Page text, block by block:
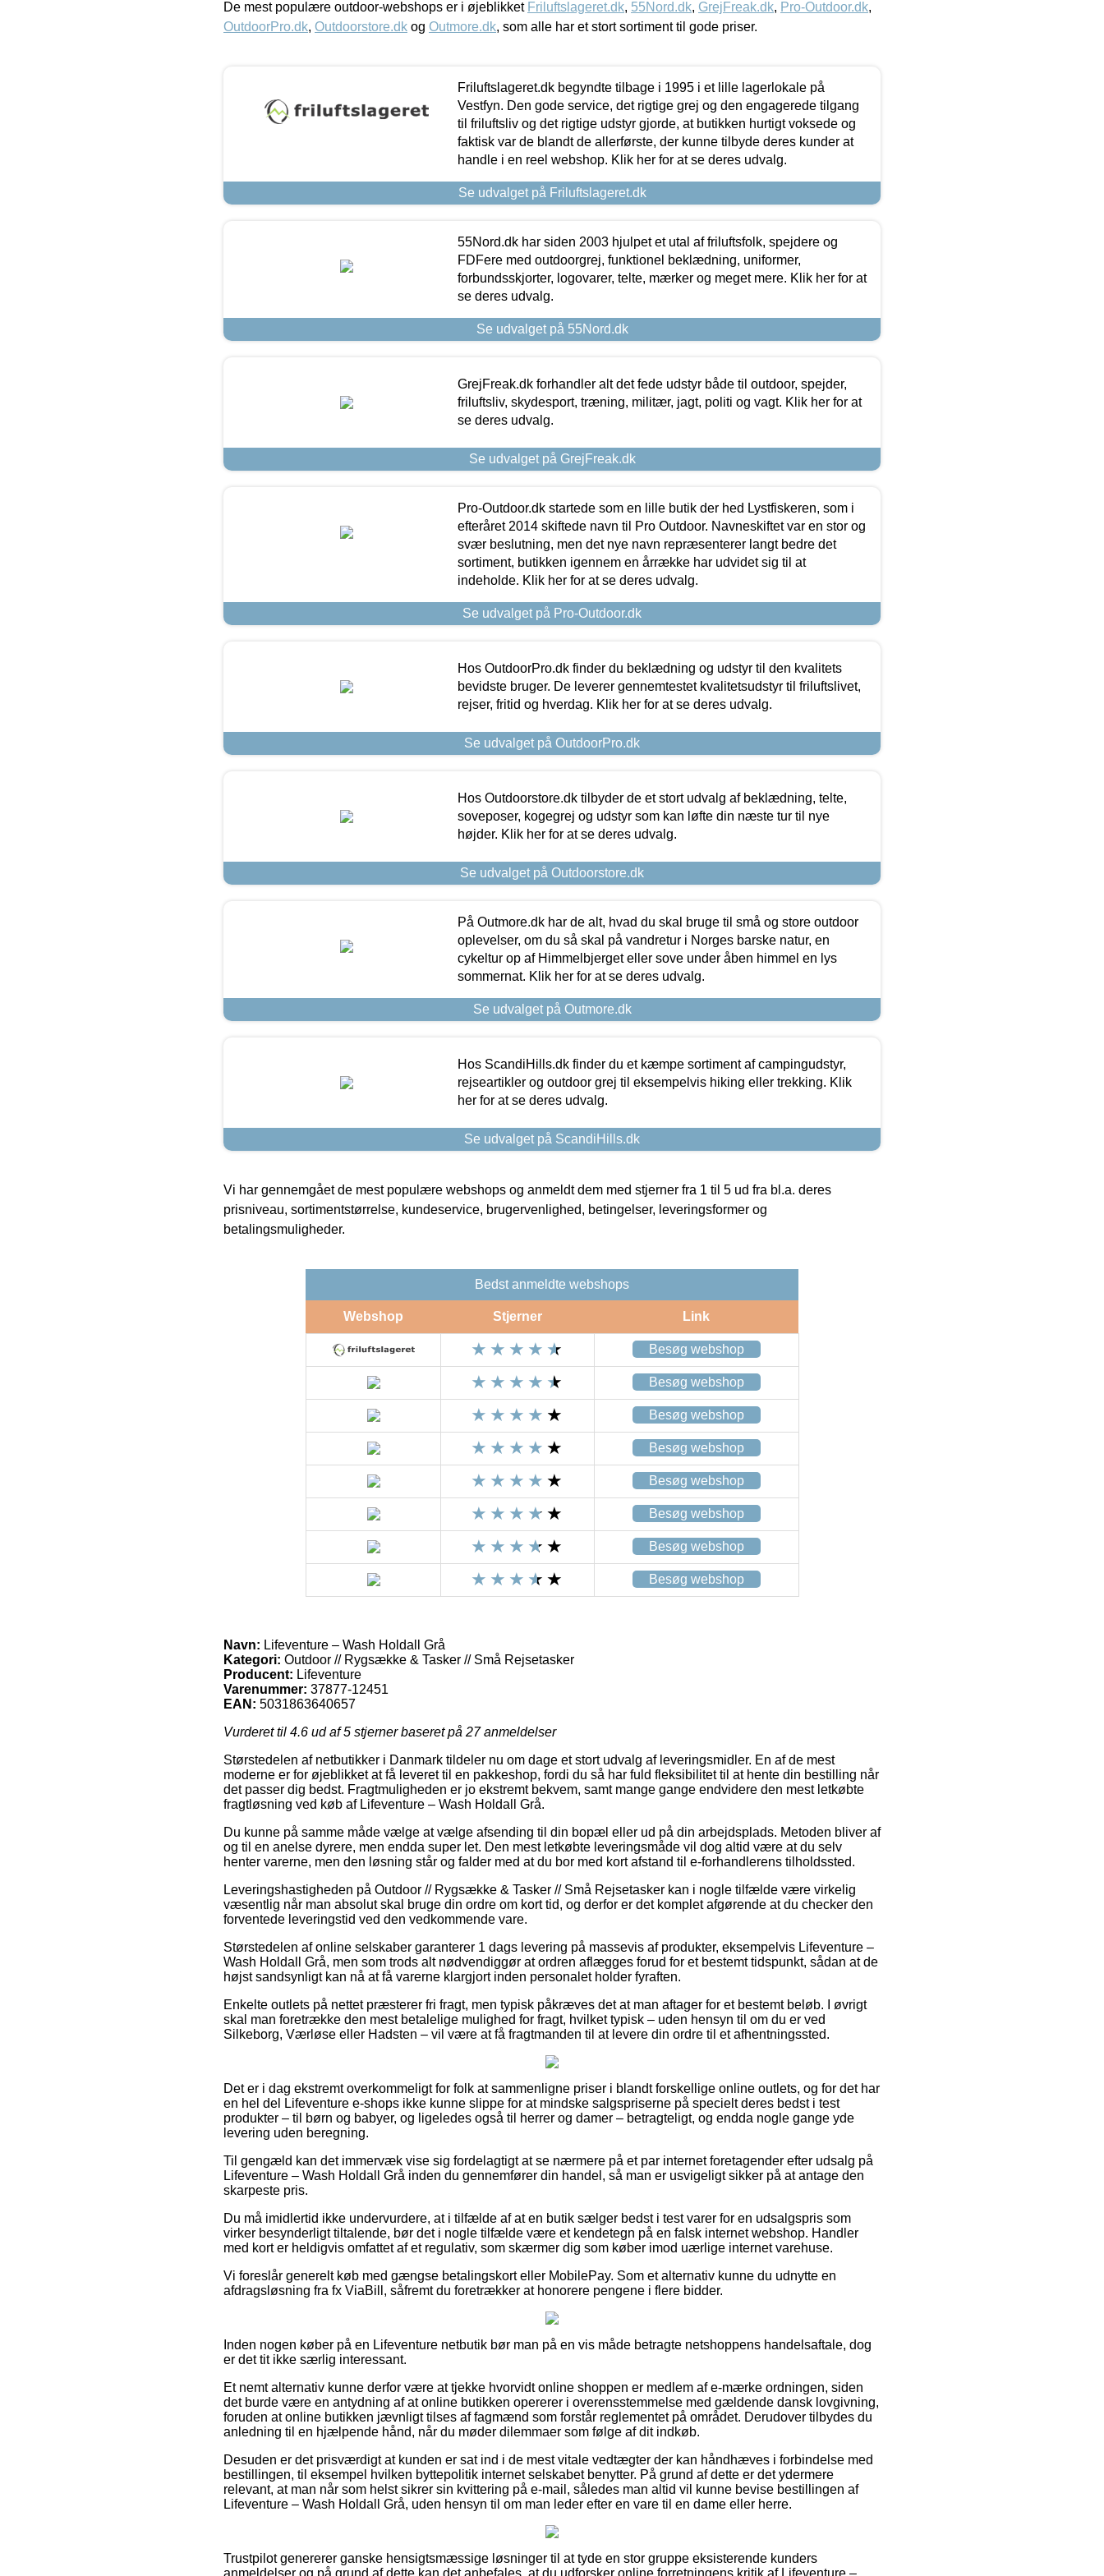
De mest populære outdoor-webshops er i øjeblikket Friluftslageret.dk, 55Nord.dk, GrejFreak.dk, Pro-Outdoor.dk,
OutdoorPro.dk, Outdoorstore.dk og Outmore.dk, som alle har et stort sortiment til gode priser.
Friluftslageret.dk begyndte tilbage i 1995 i et lille lagerlokale på
Vestfyn. Den gode service, det rigtige grej og den engagerede tilgang
til friluftsliv og det rigtige udstyr gjorde, at butikken hurtigt voksede og
faktisk var de blandt de allerførste, der kunne tilbyde deres kunder at
handle i en reel webshop. Klik her for at se deres udvalg.
Se udvalget på Friluftslageret.dk
55Nord.dk har siden 2003 hjulpet et utal af friluftsfolk, spejdere og
FDFere med outdoorgrej, funktionel beklædning, uniformer,
forbundsskjorter, logovarer, telte, mærker og meget mere. Klik her for at
se deres udvalg.
Se udvalget på 55Nord.dk
GrejFreak.dk forhandler alt det fede udstyr både til outdoor, spejder,
friluftsliv, skydesport, træning, militær, jagt, politi og vagt. Klik her for at
se deres udvalg.
Se udvalget på GrejFreak.dk
Pro-Outdoor.dk startede som en lille butik der hed Lystfiskeren, som i
efteråret 2014 skiftede navn til Pro Outdoor. Navneskiftet var en stor og
svær beslutning, men det nye navn repræsenterer langt bedre det
sortiment, butikken igennem en årrække har udvidet sig til at
indeholde. Klik her for at se deres udvalg.
Se udvalget på Pro-Outdoor.dk
Hos OutdoorPro.dk finder du beklædning og udstyr til den kvalitets
bevidste bruger. De leverer gennemtestet kvalitetsudstyr til friluftslivet,
rejser, fritid og hverdag. Klik her for at se deres udvalg.
Se udvalget på OutdoorPro.dk
Hos Outdoorstore.dk tilbyder de et stort udvalg af beklædning, telte,
soveposer, kogegrej og udstyr som kan løfte din næste tur til nye
højder. Klik her for at se deres udvalg.
Se udvalget på Outdoorstore.dk
På Outmore.dk har de alt, hvad du skal bruge til små og store outdoor
oplevelser, om du så skal på vandretur i Norges barske natur, en
cykeltur op af Himmelbjerget eller sove under åben himmel en lys
sommernat. Klik her for at se deres udvalg.
Se udvalget på Outmore.dk
Hos ScandiHills.dk finder du et kæmpe sortiment af campingudstyr,
rejseartikler og outdoor grej til eksempelvis hiking eller trekking. Klik
her for at se deres udvalg.
Se udvalget på ScandiHills.dk
Vi har gennemgået de mest populære webshops og anmeldt dem med stjerner fra 1 til 5 ud fra bl.a. deres
prisniveau, sortimentstørrelse, kundeservice, brugervenlighed, betingelser, leveringsformer og
betalingsmuligheder.
Bedst anmeldte webshops
Webshop Stjerner Link
Besøg webshop
Besøg webshop
Besøg webshop
Besøg webshop
Besøg webshop
Besøg webshop
Besøg webshop
Besøg webshop
Navn: Lifeventure – Wash Holdall Grå
Kategori: Outdoor // Rygsække & Tasker // Små Rejsetasker
Producent: Lifeventure
Varenummer: 37877-12451
EAN: 5031863640657
Vurderet til 4.6 ud af 5 stjerner baseret på 27anmeldelser
Størstedelen af netbutikker i Danmark tildeler nu om dage et stort udvalg af leveringsmidler. En af de mest
moderne er for øjeblikket at få leveret til en pakkeshop, fordi du så har fuld fleksibilitet til at hente din bestilling når
det passer dig bedst. Fragtmuligheden er jo ekstremt bekvem, samt mange gange endvidere den mest letkøbte
fragtløsning ved køb af Lifeventure – Wash Holdall Grå.
Du kunne på samme måde vælge at vælge afsending til din bopæl eller ud på din arbejdsplads. Metoden bliver af
og til en anelse dyrere, men endda super let. Den mest letkøbte leveringsmåde vil dog altid være at du selv
henter varerne, men den løsning står og falder med at du bor med kort afstand til e-forhandlerens tilholdssted.
Leveringshastigheden på Outdoor // Rygsække & Tasker // Små Rejsetasker kan i nogle tilfælde være virkelig
væsentlig når man absolut skal bruge din ordre om kort tid, og derfor er det komplet afgørende at du checker den
forventede leveringstid ved den vedkommende vare.
Størstedelen af online selskaber garanterer 1 dags levering på massevis af produkter, eksempelvis Lifeventure –
Wash Holdall Grå, men som trods alt nødvendiggør at ordren aflægges forud for et bestemt tidspunkt, sådan at de
højst sandsynligt kan nå at få varerne klargjort inden personalet holder fyraften.
Enkelte outlets på nettet præsterer fri fragt, men typisk påkræves det at man aftager for et bestemt beløb. I øvrigt
skal man foretrække den mest betalelige mulighed for fragt, hvilket typisk – uden hensyn til om du er ved
Silkeborg, Værløse eller Hadsten – vil være at få fragtmanden til at levere din ordre til et afhentningssted.
Det er i dag ekstremt overkommeligt for folk at sammenligne priser i blandt forskellige online outlets, og for det har
en hel del Lifeventure e-shops ikke kunne slippe for at mindske salgspriserne på specielt deres bedst i test
produkter – til børn og babyer, og ligeledes også til herrer og damer – betragteligt, og endda nogle gange yde
levering uden beregning.
Til gengæld kan det immervæk vise sig fordelagtigt at se nærmere på et par internet foretagender efter udsalg på
Lifeventure – Wash Holdall Grå inden du gennemfører din handel, så man er usvigeligt sikker på at antage den
skarpeste pris.
Du må imidlertid ikke undervurdere, at i tilfælde af at en butik sælger bedst i test varer for en udsalgspris som
virker besynderligt tiltalende, bør det i nogle tilfælde være et kendetegn på en falsk internet webshop. Handler
med kort er heldigvis omfattet af et regulativ, som skærmer dig som køber imod uærlige internet varehuse.
Vi foreslår generelt køb med gængse betalingskort eller MobilePay. Som et alternativ kunne du udnytte en
afdragsløsning fra fx ViaBill, såfremt du foretrækker at honorere pengene i flere bidder.
Inden nogen køber på en Lifeventure netbutik bør man på en vis måde betragte netshoppens handelsaftale, dog
er det tit ikke særlig interessant.
Et nemt alternativ kunne derfor være at tjekke hvorvidt online shoppen er medlem af e-mærke ordningen, siden
det burde være en antydning af at online butikken opererer i overensstemmelse med gældende dansk lovgivning,
foruden at online butikken jævnligt tilses af fagmænd som forstår reglementet på området. Derudover tilbydes du
anledning til en hjælpende hånd, når du møder dilemmaer som følge af dit indkøb.
Desuden er det prisværdigt at kunden er sat ind i de mest vitale vedtægter der kan håndhæves i forbindelse med
bestillingen, til eksempel hvilken byttepolitik internet selskabet benytter. På grund af dette er det ydermere
relevant, at man når som helst sikrer sin kvittering på e-mail, således man altid vil kunne bevise bestillingen af
Lifeventure – Wash Holdall Grå, uden hensyn til om man leder efter en vare til en dame eller herre.
Trustpilot genererer ganske hensigtsmæssige løsninger til at tyde en stor gruppe eksisterende kunders